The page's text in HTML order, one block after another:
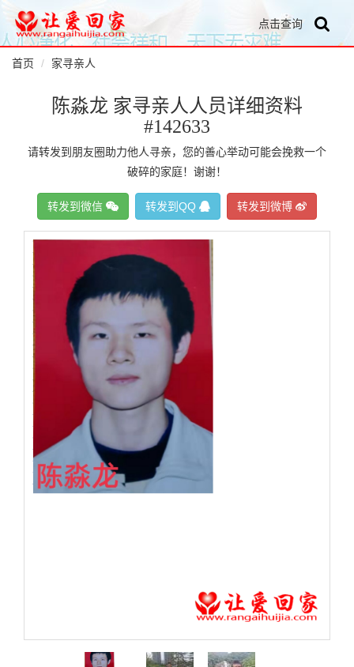
点击查询
首页 家寻亲人
陈淼龙 家寻亲人人员详细资料
#142633
请转发到朋友圈助力他人寻亲，您的善心举动可能会挽救一个
破碎的家庭！谢谢！
转发到微信 转发到QQ 转发到微博